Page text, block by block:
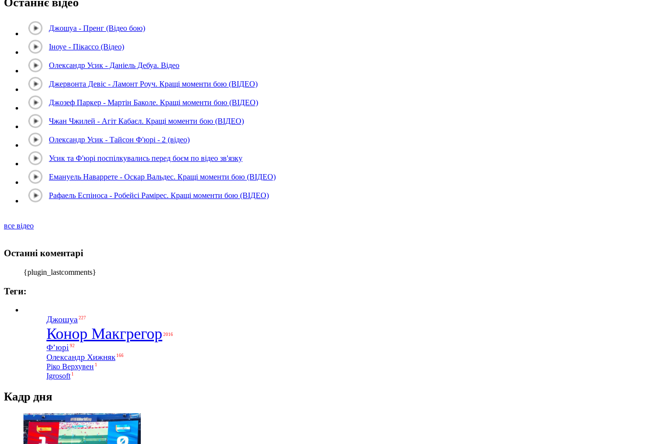
Джошуа - Пренг (Відео бою)
Іноуе - Пікассо (Відео)
Олександр Усик - Даніель Дебуа. Відео
Джервонта Девіс - Ламонт Роуч. Кращі моменти бою (ВІДЕО)
Джозеф Паркер - Мартін Баколе. Кращі моменти бою (ВІДЕО)
Чжан Чжилей - Агіт Кабаєл. Кращі моменти бою (ВІДЕО)
Олександр Усик - Тайсон Ф'юрі - 2 (відео)
Усик та Ф'юрі поспілкувались перед боєм по відео зв'язку
Емануель Наваррете - Оскар Вальдес. Кращі моменти бою (ВІДЕО)
Рафаель Еспіноса - Робейсі Рамірес. Кращі моменти бою (ВІДЕО)
все відео
Останні коментарі
{plugin_lastcomments}
Теги:
Джошуа 227
Конор Макгрегор 2016
Ф’юрі 92
Олександр Хижняк 166
Ріко Верхувен 1
Igrosoft 1
Кадр дня